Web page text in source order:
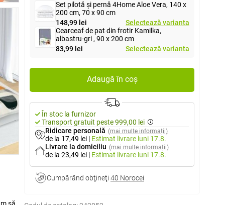
Set pilotă și pernă 4Home Aloe Vera, 140 x
200 cm, 70 x 90 cm
148,99 lei
Selectează varianta
Cearceaf de pat din frotir Kamilka,
albastru-gri , 90 x 200 cm
83,99 lei
Selectează varianta
Adaugă în coș
În stoc la furnizor
Transport gratuit peste 999,00 lei
Ridicare personală (mai multe informații)
de la 17,49 lei | Estimat livrare luni 17.8.
Livrare la domiciliu (mai multe informații)
de la 23,49 lei | Estimat livrare luni 17.8.
Cumpărând obţineţi 40 Norocei